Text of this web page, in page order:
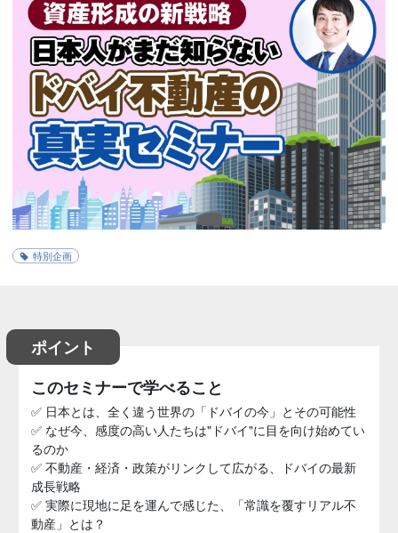
特別企画
ポイント
このセミナーで学べること
✅ 日本とは、全く違う世界の「ドバイの今」とその可能性
✅ なぜ今、感度の高い人たちは"ドバイ"に目を向け始めてい
るのか
✅ 不動産・経済・政策がリンクして広がる、ドバイの最新
成長戦略
✅ 実際に現地に足を運んで感じた、「常識を覆すリアル不
動産」とは？